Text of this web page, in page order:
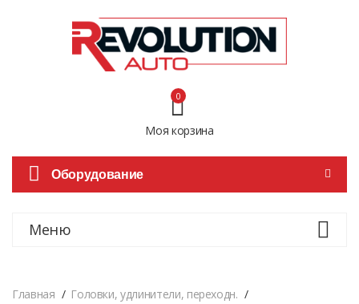
Моя корзина
0
Оборудование
Меню
Главная
Головки, удлинители, переходн.